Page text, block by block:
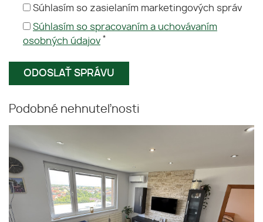
Súhlasím so zasielaním marketingových správ
Súhlasím so spracovaním a uchovávaním
osobných údajov *
Podobné nehnuteľnosti